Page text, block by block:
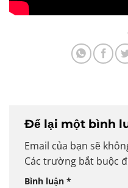
Để lại một bình
Email của bạn sẽ
Các trường bắt buộc
Bình luận *